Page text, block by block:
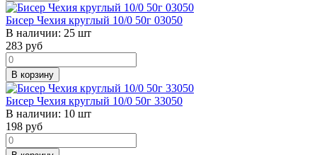
Бисер Чехия круглый 10/0 50г 03050
В наличии: 25 шт
283 руб
В корзину
Бисер Чехия круглый 10/0 50г 33050
В наличии: 10 шт
198 руб